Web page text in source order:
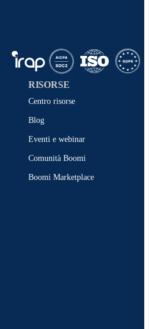
RISORSE
Centro risorse
Blog
Eventi e webinar
Comunità Boomi
Boomi Marketplace